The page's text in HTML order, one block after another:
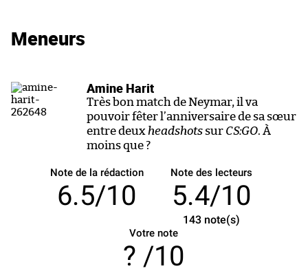
Meneurs
Amine Harit
Très bon match de Neymar, il va
pouvoir fêter l’anniversaire de sa sœur
entre deux headshots sur CS:GO. À
moins que ?
Note de la rédaction
6.5/10
Note des lecteurs
5.4/10
143note(s)
Votre note
/10